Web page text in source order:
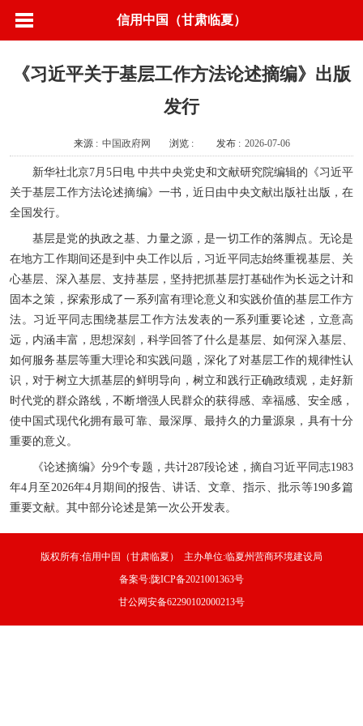
信用中国（甘肃临夏）
《习近平关于基层工作方法论述摘编》出版
发行
来源 : 中国政府网 浏览 : 发布 : 2026-07-06
新华社北京7月5日电 中共中央党史和文献研究院编辑的《习近平
关于基层工作方法论述摘编》一书，近日由中央文献出版社出版，在
全国发行。
基层是党的执政之基、力量之源，是一切工作的落脚点。无论是
在地方工作期间还是到中央工作以后，习近平同志始终重视基层、关
心基层、深入基层、支持基层，坚持把抓基层打基础作为长远之计和
固本之策，探索形成了一系列富有理论意义和实践价值的基层工作方
法。习近平同志围绕基层工作方法发表的一系列重要论述，立意高
远，内涵丰富，思想深刻，科学回答了什么是基层、如何深入基层、
如何服务基层等重大理论和实践问题，深化了对基层工作的规律性认
识，对于树立大抓基层的鲜明导向，树立和践行正确政绩观，走好新
时代党的群众路线，不断增强人民群众的获得感、幸福感、安全感，
使中国式现代化拥有最可靠、最深厚、最持久的力量源泉，具有十分
重要的意义。
《论述摘编》分9个专题，共计287段论述，摘自习近平同志1983
年4月至2026年4月期间的报告、讲话、文章、指示、批示等190多篇
重要文献。其中部分论述是第一次公开发表。
版权所有:信用中国（甘肃临夏） 主办单位:临夏州营商环境建设局
备案号:陇ICP备2021001363号
甘公网安备62290102000213号